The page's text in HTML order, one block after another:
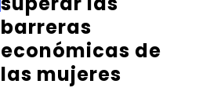
barreras
económicas de
las mujeres